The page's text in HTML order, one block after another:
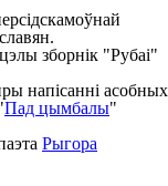
зборнік "Рубаі"
напісанні асобных
Пад цымбалы"
Рыгора